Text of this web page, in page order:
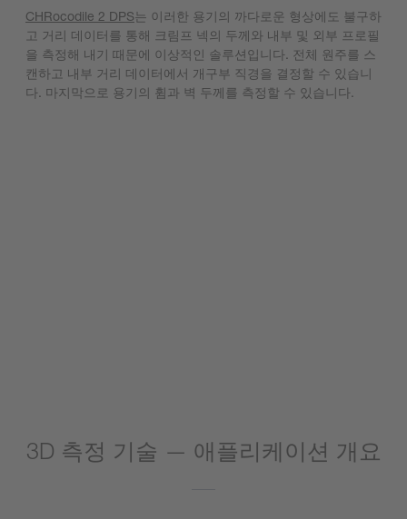
CHRocodile 2 DPS는 이러한 용기의 까다로운 형상에도 불구하
고 거리 데이터를 통해 크림프 넥의 두께와 내부 및 외부 프로필
을 측정해 내기 때문에 이상적인 솔루션입니다. 전체 원주를 스
캔하고 내부 거리 데이터에서 개구부 직경을 결정할 수 있습니
다. 마지막으로 용기의 휨과 벽 두께를 측정할 수 있습니다.
3D 측정 기술 — 애플리케이션 개요